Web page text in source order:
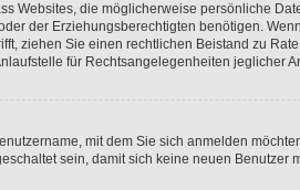
Websites, die möglicherweise persönliche
der Erziehungsberechtigten benötigen.
ziehen Sie einen rechtlichen Beistand zu
für Rechtsangelegenheiten jeglicher
mit dem Sie sich anmelden
sein, damit sich keine neuen